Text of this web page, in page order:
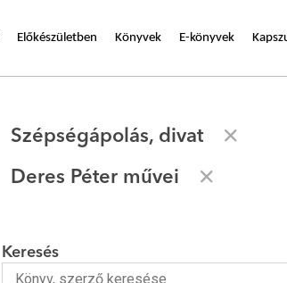
Előkészületben Könyvek E-könyvek
Szépségápolás, divat
Deres Péter művei
Keresés